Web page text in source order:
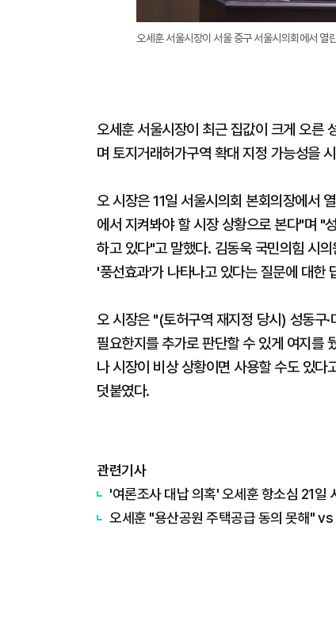
오세훈 서울시장이 서울 중구 서울시의회에서
오세훈 서울시장이 최근 집값이 크게 오른
며 토지거래허가구역 확대 지정 가능성을
오 시장은 11일 서울시의회 본회의장에서
에서 지켜봐야 할 시장 상황으로 본다"며 "
하고 있다"고 말했다. 김동욱 국민의힘 시
'풍선효과'가 나타나고 있다는 질문에 대한
오 시장은 "(토허구역 재지정 당시) 성동구
필요한지를 추가로 판단할 수 있게 여지를
나 시장이 비상 상황이면 사용할 수도 있
덧붙였다.
관련기사
'여론조사 대납 의혹' 오세훈 항소심 21일
오세훈 "용산공원 주택공급 동의 못해"